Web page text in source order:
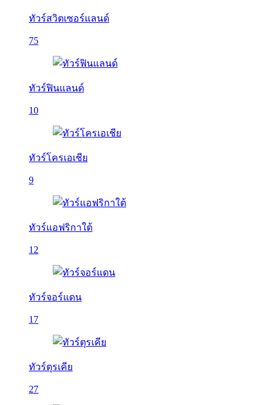
ทัวร์สวิตเซอร์แลนด์
75
ทัวร์ฟินแลนด์
10
ทัวร์โครเอเชีย
9
ทัวร์แอฟริกาใต้
12
ทัวร์จอร์แดน
17
ทัวร์ตุรเคีย
27